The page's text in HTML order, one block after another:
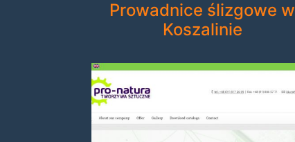
Prowadnice ślizgowe w
Koszalinie